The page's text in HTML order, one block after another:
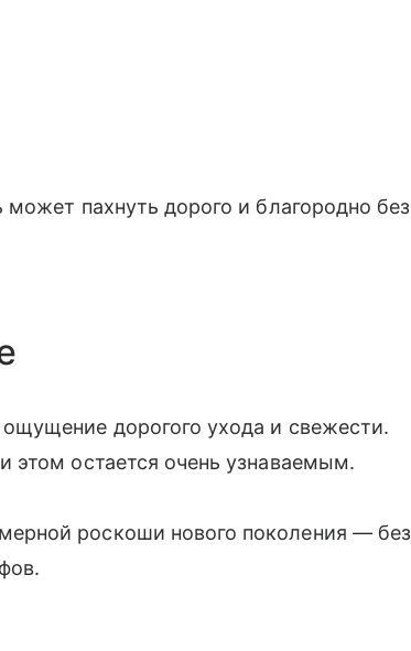
пахнуть дорого и благородно без
дорогого ухода и свежести.
этом остается очень узнаваемым.
роскоши нового поколения — без